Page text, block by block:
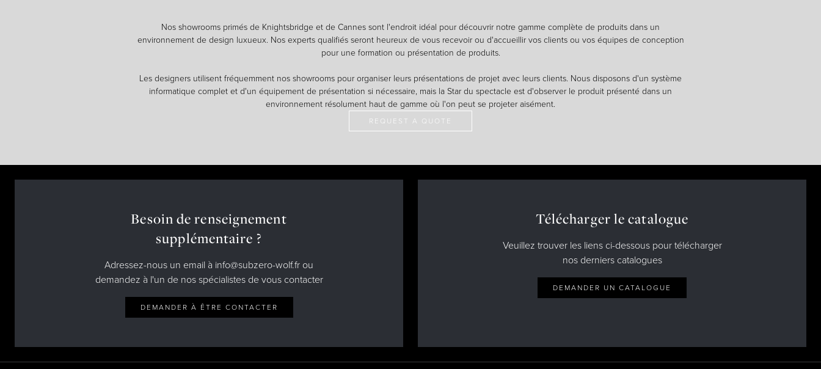
Nos showrooms primés de Knightsbridge et de Cannes sont l'endroit idéal pour découvrir notre gamme complète de produits dans un
environnement de design luxueux. Nos experts qualifiés seront heureux de vous recevoir ou d'accueillir vos clients ou vos équipes de conception
pour une formation ou présentation de produits.
Les designers utilisent fréquemment nos showrooms pour organiser leurs présentations de projet avec leurs clients. Nous disposons d'un système
informatique complet et d'un équipement de présentation si nécessaire, mais la Star du spectacle est d'observer le produit présenté dans un
environnement résolument haut de gamme où l'on peut se projeter aisément.
REQUEST A QUOTE
Besoin de renseignement
supplémentaire ?
Adressez-nous un email à info@subzero-wolf.fr ou
demandez à l'un de nos spécialistes de vous contacter
DEMANDER À ÊTRE CONTACTER
Télécharger le catalogue
Veuillez trouver les liens ci-dessous pour télécharger
nos derniers catalogues
DEMANDER UN CATALOGUE